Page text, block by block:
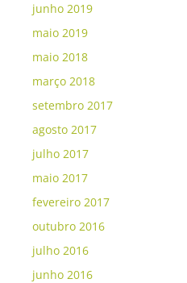
junho 2019
maio 2019
maio 2018
março 2018
setembro 2017
agosto 2017
julho 2017
maio 2017
fevereiro 2017
outubro 2016
julho 2016
junho 2016